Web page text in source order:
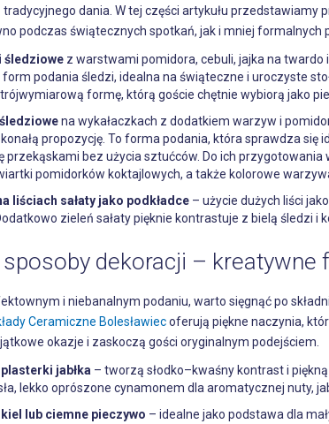
dania. W tej części artykułu
podczas świątecznych spotkań, jak i mniej formalnych
śledziowe z warstwami pomidora, cebuli, jajka na
podania śledzi, idealna na świąteczne i uroczyste
formę, którą goście chętnie wybiorą jako
na wykałaczkach z dodatkiem warzyw i
propozycję. To forma podania, która sprawdza
przekąskami bez użycia sztućców. Do ich
pomidorków koktajlowych, a także kolorowe
liściach sałaty jako podkładce – użycie dużych liści
zieleń sałaty pięknie kontrastuje z bielą śledzi i
dekoracji – kreatywne
i niebanalnym podaniu, warto sięgnąć po
Ceramiczne Bolesławiecoferują piękne naczynia,
okazje i zaskoczą gości oryginalnym podejściem.
jabłka – tworzą słodko–kwaśny kontrast i
lekko oprószone cynamonem dla aromatycznej nuty,
lub ciemne pieczywo – idealne jako podstawa dla